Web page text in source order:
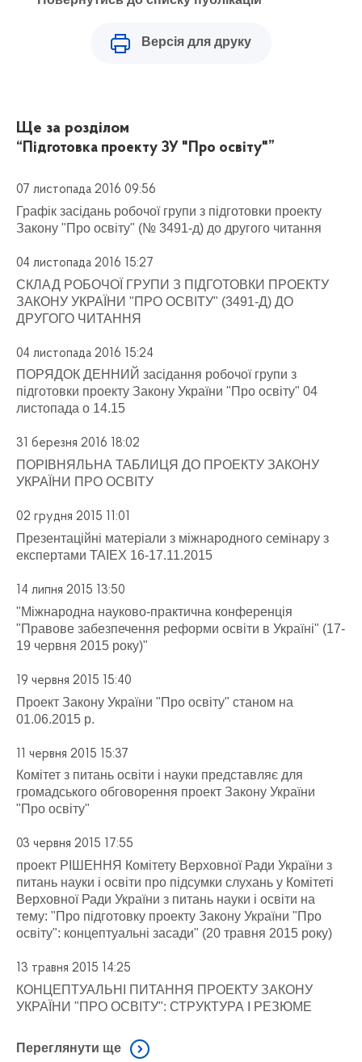
Версія для друку
Ще за розділом
“Підготовка проекту ЗУ "Про освіту"”
07 листопада 2016 09:56
Графік засідань робочої групи з підготовки проекту
Закону "Про освіту" (№ 3491-д) до другого читання
04 листопада 2016 15:27
СКЛАД РОБОЧОЇ ГРУПИ З ПІДГОТОВКИ ПРОЕКТУ
ЗАКОНУ УКРАЇНИ "ПРО ОСВІТУ" (3491-Д) ДО
ДРУГОГО ЧИТАННЯ
04 листопада 2016 15:24
ПОРЯДОК ДЕННИЙ засідання робочої групи з
підготовки проекту Закону України "Про освіту" 04
листопада о 14.15
31 березня 2016 18:02
ПОРІВНЯЛЬНА ТАБЛИЦЯ ДО ПРОЕКТУ ЗАКОНУ
УКРАЇНИ ПРО ОСВІТУ
02 грудня 2015 11:01
Презентаційні матеріали з міжнародного семінару з
експертами ТАІEХ 16-17.11.2015
14 липня 2015 13:50
"Міжнародна науково-практична конференція
"Правове забезпечення реформи освіти в Україні" (17-
19 червня 2015 року)"
19 червня 2015 15:40
Проект Закону України "Про освіту" станом на
01.06.2015 р.
11 червня 2015 15:37
Комітет з питань освіти і науки представляє для
громадського обговорення проект Закону України
"Про освіту"
03 червня 2015 17:55
проект РІШЕННЯ Комітету Верховної Ради України з
питань науки і освіти про підсумки слухань у Комітеті
Верховної Ради України з питань науки і освіти на
тему: "Про підготовку проекту Закону України "Про
освіту": концептуальні засади" (20 травня 2015 року)
13 травня 2015 14:25
КОНЦЕПТУАЛЬНІ ПИТАННЯ ПРОЕКТУ ЗАКОНУ
УКРАЇНИ "ПРО ОСВІТУ": СТРУКТУРА І РЕЗЮМЕ
Переглянути ще